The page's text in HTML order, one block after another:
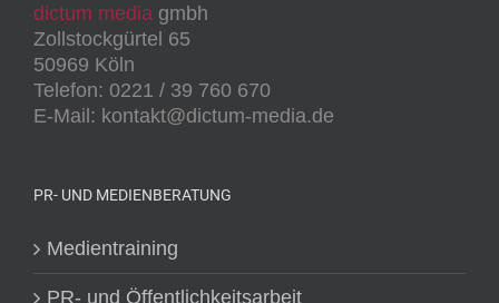
dictum media gmbh
Zollstockgürtel 65
50969 Köln
Telefon: 0221 / 39 760 670
E-Mail: kontakt@dictum-media.de
PR- UND MEDIENBERATUNG
Medientraining
PR- und Öffentlichkeitsarbeit